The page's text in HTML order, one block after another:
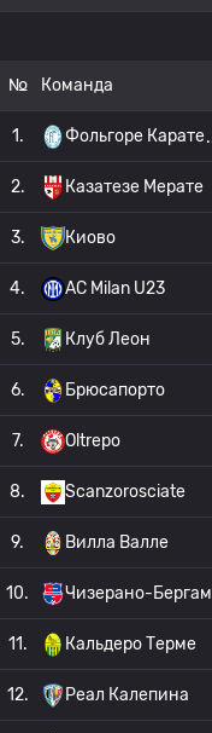
№ Команда
1. Фольгоре Карате
2. Казатезе Мерате
3. Киово
4. AC Milan U23
5. Клуб Леон
6. Брюсапорто
7. Oltrepo
8. Scanzorosciate
9. Вилла Валле
10. Чизерано-Бергам
11. Кальдеро Терме
12. Реал Калепина